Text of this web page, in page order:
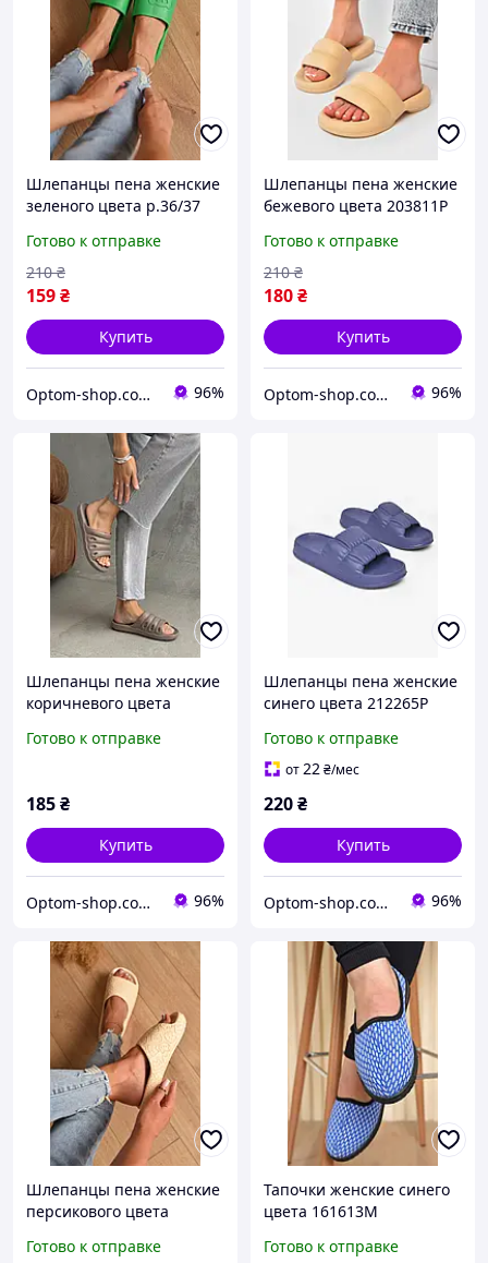
Шлепанцы пена женские
зеленого цвета р.36/37
Готово к отправке
159₴
210 ₴
Купить
Optom-shop.com.ua - Оптовый интернет-магазин: Одежда и обувь оптом, нижнее белье недорого 96%
Шлепанцы пена женские
бежевого цвета 203811P
Готово к отправке
180₴
210 ₴
Купить
Optom-shop.com.ua - Оптовый интернет-магазин: Одежда и обувь оптом, нижнее белье недорого 96%
Шлепанцы пена женские
коричневого цвета
Готово к отправке
185₴
Купить
Optom-shop.com.ua - Оптовый интернет-магазин: Одежда и обувь оптом, нижнее белье недорого 96%
Шлепанцы пена женские
синего цвета 212265P
Готово к отправке
от22₴/мес
220₴
Купить
Optom-shop.com.ua - Оптовый интернет-магазин: Одежда и обувь оптом, нижнее белье недорого 96%
Шлепанцы пена женские
персикового цвета
Готово к отправке
Тапочки женские синего
цвета 161613M
Готово к отправке